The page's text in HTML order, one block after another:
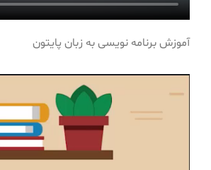
آموزش برنامه نویسی به زبان پایتون